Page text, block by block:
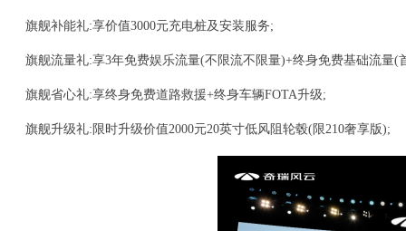
旗舰补能礼:享价值3000元充电桩及安装服务;
旗舰流量礼:享3年免费娱乐流量(不限流不限量)+终身免费基础流量(
旗舰省心礼:享终身免费道路救援+终身车辆FOTA升级;
旗舰升级礼:限时升级价值2000元20英寸低风阻轮毂(限210奢享版);